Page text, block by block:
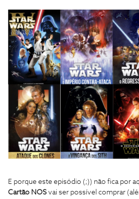
E porque este episódio (;)) não fica por
Cartão NOS vai ser possível comprar